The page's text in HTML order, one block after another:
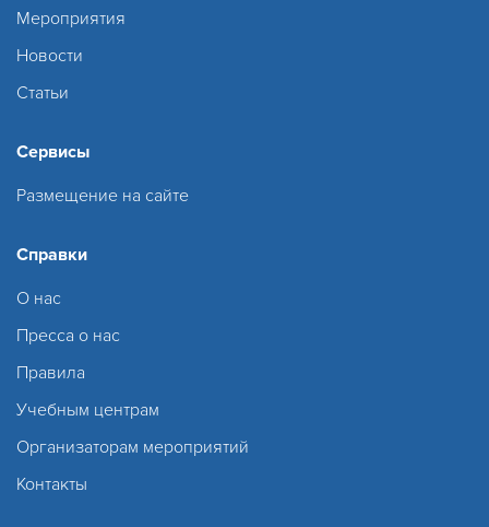
Мероприятия
Новости
Статьи
Сервисы
Размещение на сайте
Справки
О нас
Пресса о нас
Правила
Учебным центрам
Организаторам мероприятий
Контакты